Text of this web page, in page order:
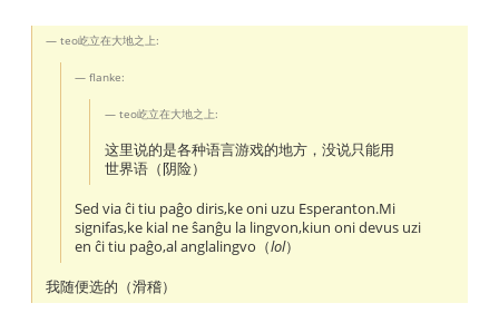
teo屹立在大地之上:
flanke:
teo屹立在大地之上:
这里说的是各种语言游戏的地方，没说只能用
世界语（阴险）
Sed via ĉi tiu paĝo diris,ke oni uzu Esperanton.Mi
signifas,ke kial ne ŝanĝu la lingvon,kiun oni devus uzi
en ĉi tiu paĝo,al anglalingvo（lol）
我随便选的（滑稽）